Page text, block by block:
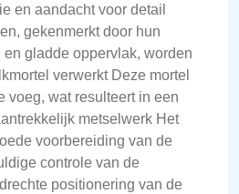
en aandacht voor detail
gekenmerkt door hun
en gladde oppervlak, worden
verwerkt Deze mortel
voeg, wat resulteert in een
metselwerk Het
voorbereiding van de
controle van de
positionering van de